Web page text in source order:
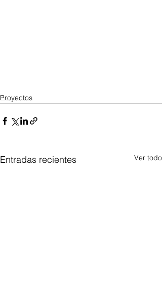
Proyectos
Entradas recientes Ver todo